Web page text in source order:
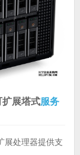
展塔式服务
展处理器提供支